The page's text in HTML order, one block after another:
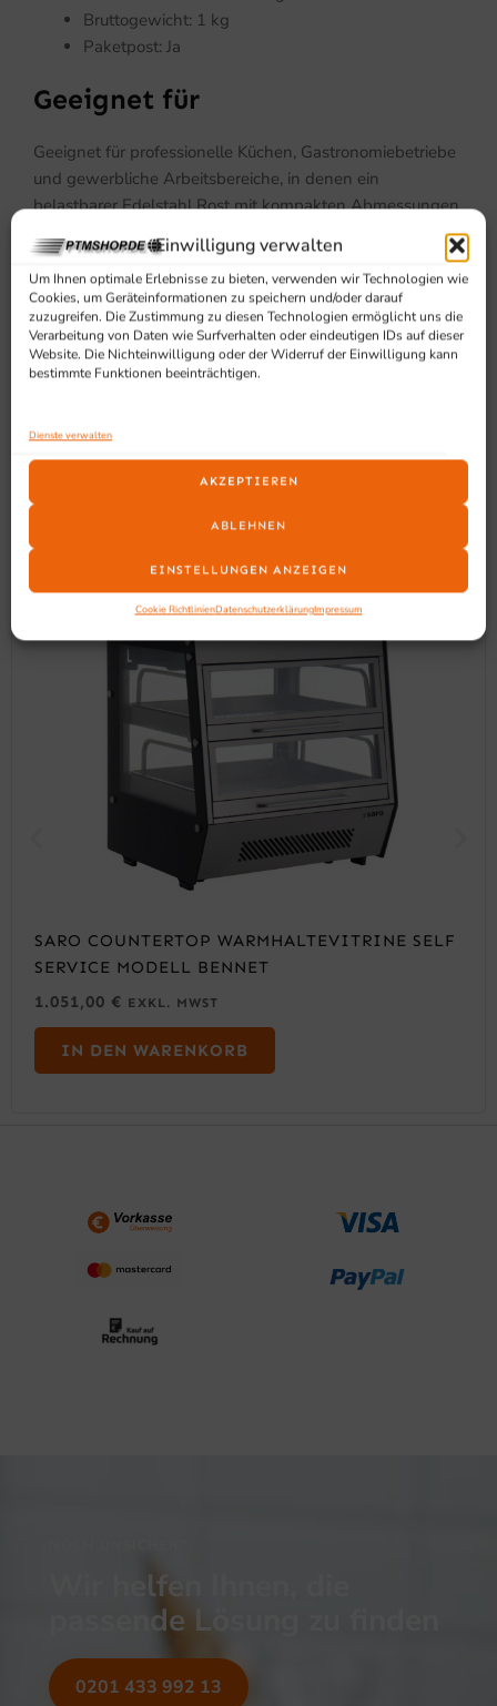
Einwilligung verwalten
Um Ihnen optimale Erlebnisse zu bieten, verwenden wir Technologien wie
Cookies, um Geräteinformationen zu speichern und/oder darauf
zuzugreifen. Die Zustimmung zu diesen Technologien ermöglicht uns die
Verarbeitung von Daten wie Surfverhalten oder eindeutigen IDs auf dieser
Website. Die Nichteinwilligung oder der Widerruf der Einwilligung kann
bestimmte Funktionen beeinträchtigen.
Dienste verwalten
AKZEPTIEREN
ABLEHNEN
EINSTELLUNGEN ANZEIGEN
Cookie RichtlinienDatenschutzerklärungImpressum
Bruttogewicht: 1 kg
Paketpost: Ja
Geeignet für
Geeignet für professionelle Küchen, Gastronomiebetriebe
und gewerbliche Arbeitsbereiche, in denen ein
belastbarer Edelstahl Rost mit kompakten Abmessungen
Ähnliche Produkte
SARO COUNTERTOP WARMHALTEVITRINE SELF
SERVICE MODELL BENNET
1.051,00 € EXKL. MWST
IN DEN WARENKORB
Wir helfen Ihnen, die
passende Lösung zu finden
0201 433 992 13